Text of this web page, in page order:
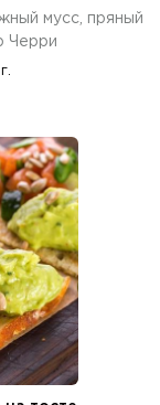
мусс, пряный
Черри